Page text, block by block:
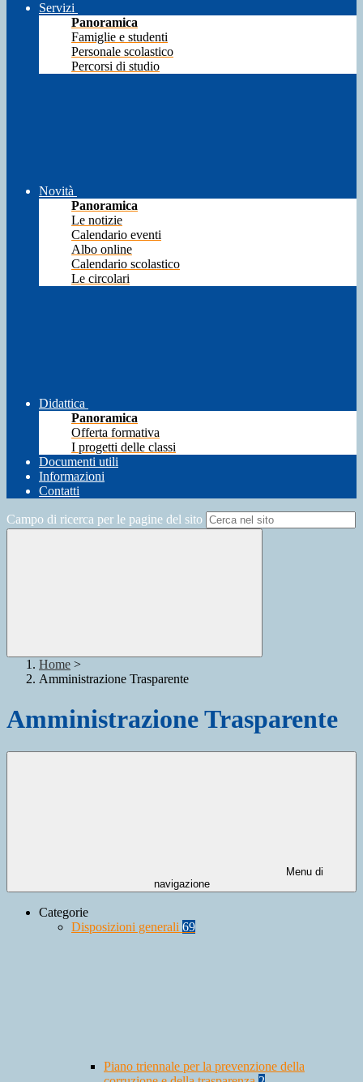
Servizi
Panoramica
Famiglie e studenti
Personale scolastico
Percorsi di studio
Novità
Panoramica
Le notizie
Calendario eventi
Albo online
Calendario scolastico
Le circolari
Didattica
Panoramica
Offerta formativa
I progetti delle classi
Documenti utili
Informazioni
Contatti
Campo di ricerca per le pagine del sito
Home >
Amministrazione Trasparente
Amministrazione Trasparente
Menu di
navigazione
Categorie
Disposizioni generali 69
Piano triennale per la prevenzione della